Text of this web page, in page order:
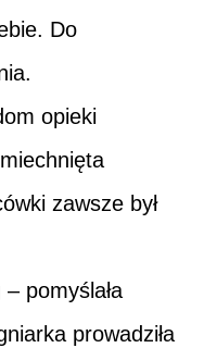
Do
opieki
zawsze był
pomyślała
prowadziła